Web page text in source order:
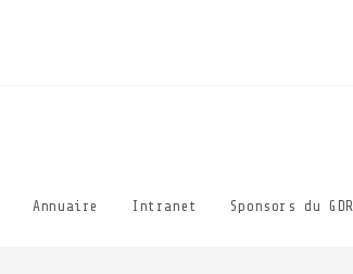
Annuaire Intranet Sponsors du GDR